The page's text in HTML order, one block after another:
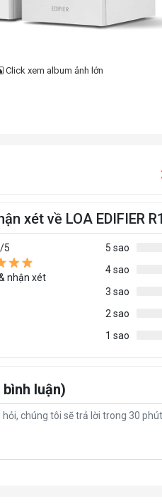
Click xem album ảnh lớn
xét về LOA EDIFIER
/5
nhận xét
5 sao
4 sao
3 sao
2 sao
1 sao
luận)